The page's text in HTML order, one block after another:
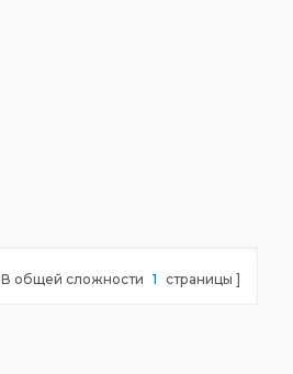
В общей сложности 1 страницы